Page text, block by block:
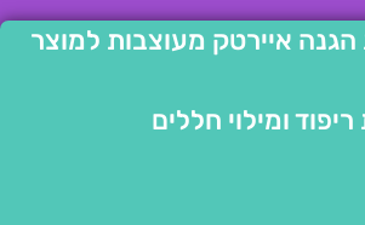
איירטק מעוצבות למוצר
ומילוי חללים